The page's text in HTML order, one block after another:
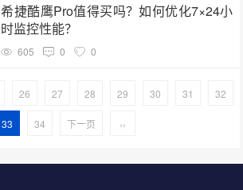
希捷酷鹰Pro值得买吗？如何优化7×24小
时监控性能？
605 0 0
26 27 28 29 30 31 32
33 34 下一页 ››